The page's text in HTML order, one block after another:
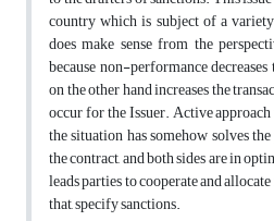
country which is subject of a
does make sense from the
because non-performance
on the other hand increases the
occur for the Issuer. Active
the situation has somehow solves
the contract, and both sides are in
leads parties to cooperate and
that, specify sanctions.